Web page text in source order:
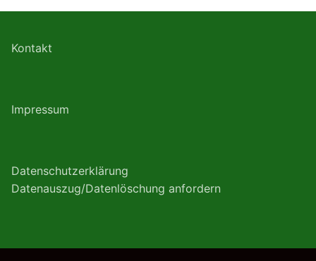
Kontakt
Impressum
Datenschutzerklärung
Datenauszug/Datenlöschung anfordern